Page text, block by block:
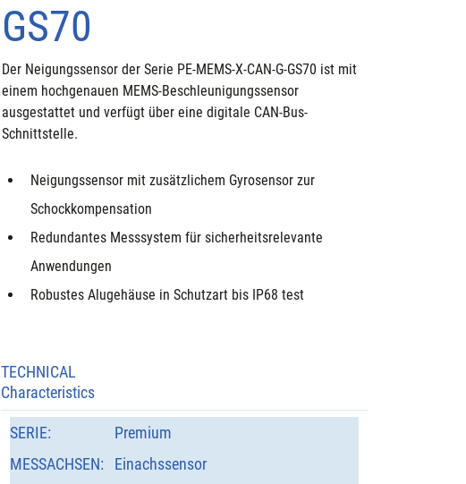
GS70
Der Neigungssensor der Serie PE-MEMS-X-CAN-G-GS70 ist mit
einem hochgenauen MEMS-Beschleunigungssensor
ausgestattet und verfügt über eine digitale CAN-Bus-
Schnittstelle.
Neigungssensor mit zusätzlichem Gyrosensor zur
Schockkompensation
Redundantes Messsystem für sicherheitsrelevante
Anwendungen
Robustes Alugehäuse in Schutzart bis IP68 test
TECHNICAL
Characteristics
SERIE:
Premium
MESSACHSEN:
Einachssensor